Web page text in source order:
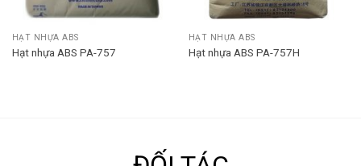
HẠT NHỰA ABS
Hạt nhựa ABS PA-757
HẠT NHỰA ABS
Hạt nhựa ABS PA-757H